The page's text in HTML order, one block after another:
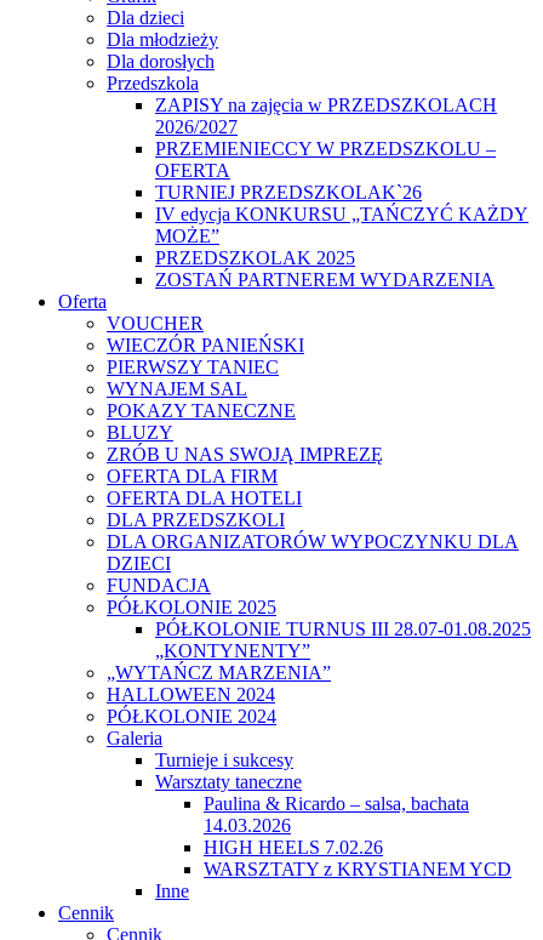
Dla dzieci
Dla młodzieży
Dla dorosłych
Przedszkola
ZAPISY na zajęcia w PRZEDSZKOLACH
2026/2027
PRZEMIENIECCY W PRZEDSZKOLU –
OFERTA
TURNIEJ PRZEDSZKOLAK`26
IV edycja KONKURSU „TAŃCZYĆ KAŻDY
MOŻE”
PRZEDSZKOLAK 2025
ZOSTAŃ PARTNEREM WYDARZENIA
Oferta
VOUCHER
WIECZÓR PANIEŃSKI
PIERWSZY TANIEC
WYNAJEM SAL
POKAZY TANECZNE
BLUZY
ZRÓB U NAS SWOJĄ IMPREZĘ
OFERTA DLA FIRM
OFERTA DLA HOTELI
DLA PRZEDSZKOLI
DLA ORGANIZATORÓW WYPOCZYNKU DLA
DZIECI
FUNDACJA
PÓŁKOLONIE 2025
PÓŁKOLONIE TURNUS III 28.07-01.08.2025
„KONTYNENTY”
„WYTAŃCZ MARZENIA”
HALLOWEEN 2024
PÓŁKOLONIE 2024
Galeria
Turnieje i sukcesy
Warsztaty taneczne
Paulina & Ricardo – salsa, bachata
14.03.2026
HIGH HEELS 7.02.26
WARSZTATY z KRYSTIANEM YCD
Inne
Cennik
Cennik